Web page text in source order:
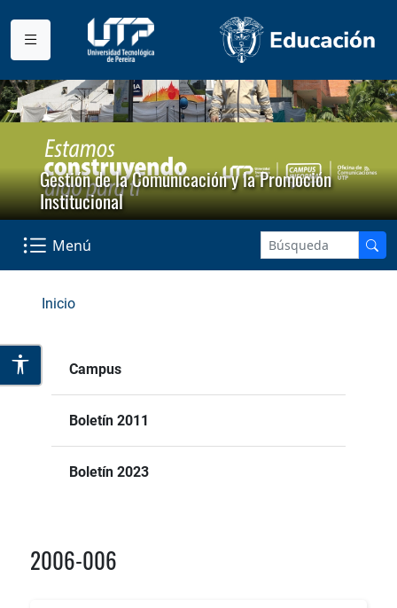
Gestión de la Comunicación y la Promoción
Institucional
Menú
Inicio
Campus
Boletín 2011
Boletín 2023
2006-006